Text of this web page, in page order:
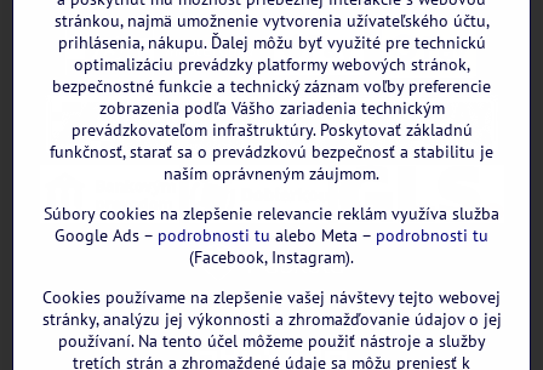
GOOGLE recenzie:
stránkou, najmä umožnenie vytvorenia užívateľského účtu,
prihlásenia, nákupu. Ďalej môžu byť využité pre technickú
optimalizáciu prevádzky platformy webových stránok,
bezpečnostné funkcie a technický záznam voľby preferencie
zobrazenia podľa Vášho zariadenia technickým
prevádzkovateľom infraštruktúry. Poskytovať základnú
funkčnosť, starať sa o prevádzkovú bezpečnosť a stabilitu je
naším oprávneným záujmom.
Súbory cookies na zlepšenie relevancie reklám využíva služba
Google Ads – podrobnosti tu alebo Meta – podrobnosti tu
(Facebook, Instagram).
Cookies používame na zlepšenie vašej návštevy tejto webovej
stránky, analýzu jej výkonnosti a zhromažďovanie údajov o jej
používaní. Na tento účel môžeme použiť nástroje a služby
tretích strán a zhromaždené údaje sa môžu preniesť k